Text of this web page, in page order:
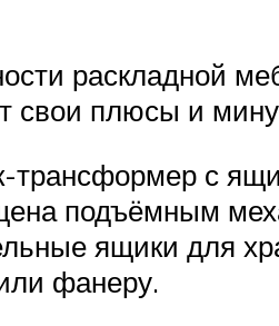
раскладной
свои плюсы и
трансформер с
подъёмным
ящики для
фанеру.